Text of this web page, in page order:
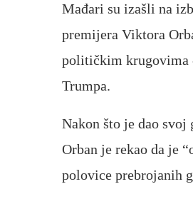
Mađari su izašli na
premijera Viktora
političkim krugovima
Trumpa.
Nakon što je dao
Orban je rekao da je
polovice prebrojanih